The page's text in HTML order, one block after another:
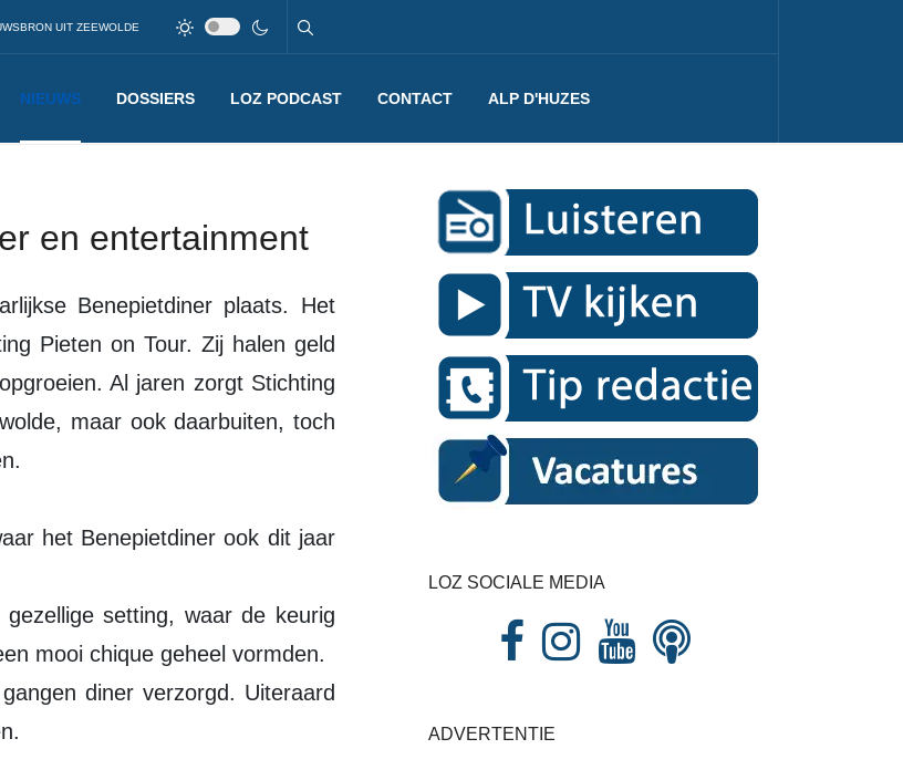
UIT ZEEWOLDE
NIEUWS DOSSIERS LOZ PODCAST CONTACT ALP D'HUZES
en entertainment
Pieten on Tour. Zij halen geld
Al jaren zorgt Stichting
maar ook daarbuiten, toch
het Benepietdiner ook dit jaar
setting, waar de keurig
mooi chique geheel vormden.
diner verzorgd. Uiteraard
LOZ SOCIALE MEDIA
ADVERTENTIE